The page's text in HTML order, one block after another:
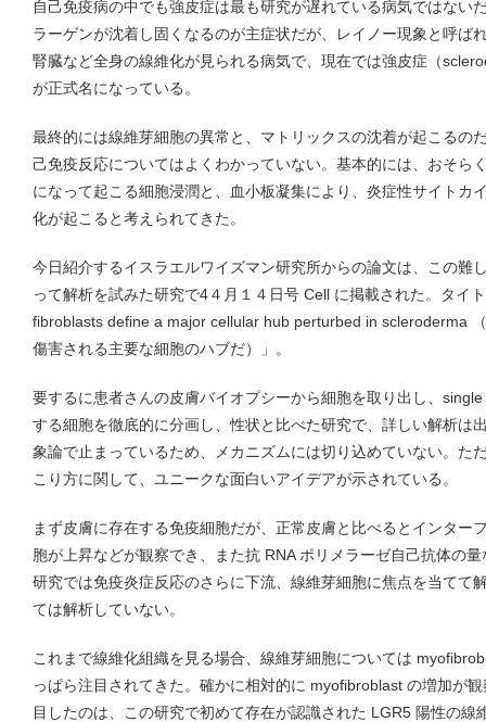
自己免疫病の中でも強皮症は最も研究が遅れている病気ではない
ラーゲンが沈着し固くなるのが主症状だが、レイノー現象と呼ば
腎臓など全身の線維化が見られる病気で、現在では強皮症（
が正式名になっている。
最終的には線維芽細胞の異常と、マトリックスの沈着が起こるの
己免疫反応についてはよくわかっていない。基本的には、おそら
になって起こる細胞浸潤と、血小板凝集により、炎症性サイトカ
化が起こると考えられてきた。
今日紹介するイスラエルワイズマン研究所からの論文は、この難
って解析を試みた研究で4４月１４日号 Cell に掲載された。タイ
fibroblasts define a major cellular hub perturbed in scleroderma
傷害される主要な細胞のハブだ）」。
要するに患者さんの皮膚バイオプシーから細胞を取り出し、
する細胞を徹底的に分画し、性状と比べた研究で、詳しい解析は
象論で止まっているため、メカニズムには切り込めていない。た
こり方に関して、ユニークな面白いアイデアが示されている。
まず皮膚に存在する免疫細胞だが、正常皮膚と比べるとインター
胞が上昇などが観察でき、また抗 RNA ポリメラーゼ自己抗体の
研究では免疫炎症反応のさらに下流、線維芽細胞に焦点を当てて
ては解析していない。
これまで線維化組織を見る場合、線維芽細胞については
っぱら注目されてきた。確かに相対的に myofibroblast の増加が
目したのは、この研究で初めて存在が認識された LGR5 陽性の線